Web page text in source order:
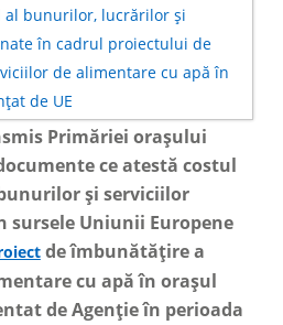
Primăriei orașului
ce atestă costul
și serviciilor
sursele Uniunii Europene
de îmbunătățire a
cu apă în orașul
de Agenție în perioada